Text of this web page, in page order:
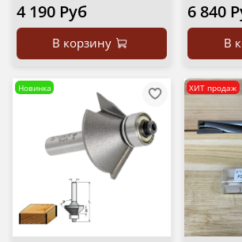
4 190 Руб
В корзину
6 840
В
Новинка ХИТ продаж